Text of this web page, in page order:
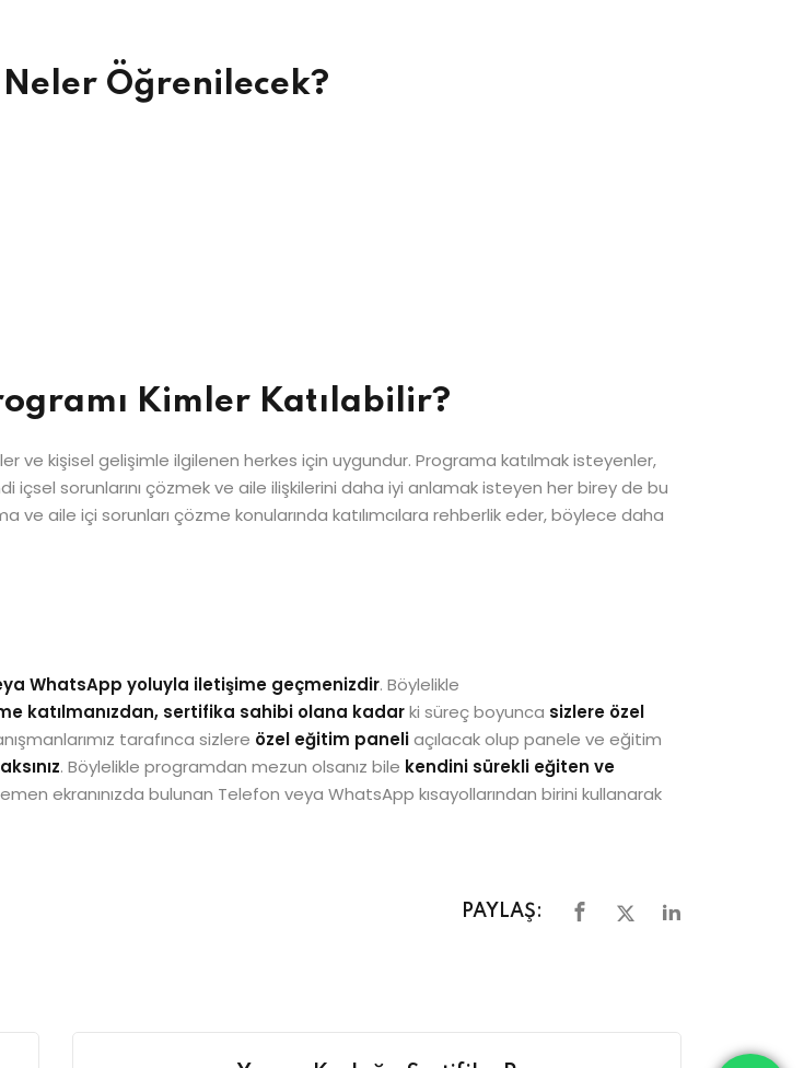
Öğrenilecek?
Kimler Katılabilir?
ve kişisel gelişimle ilgilenen herkes için uygundur. Programa katılmak isteyenler,
içsel sorunlarını çözmek ve aile ilişkilerini daha iyi anlamak isteyen her birey de bu
aile içi sorunları çözme konularında katılımcılara rehberlik eder, böylece daha
WhatsApp yoluyla iletişime geçmenizdir. Böylelikle
katılmanızdan, sertifika sahibi olana kadarki süreç boyunca sizlere özel
tarafınca sizlere özel eğitim paneliaçılacak olup panele ve eğitim
. Böylelikle programdan mezun olsanız bile kendini sürekli eğiten ve
ekranınızda bulunan Telefon veya WhatsApp kısayollarından birini kullanarak
PAYLAŞ: